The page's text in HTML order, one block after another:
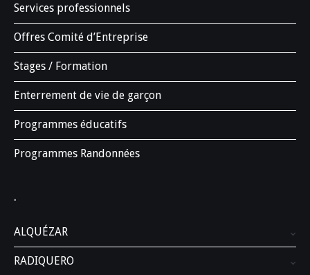
Services professionnels
Offres Comité d’Entreprise
Stages / Formation
Enterrement de vie de garçon
Programmes éducatifs
Programmes Randonnées
.
ALQUÉZAR
RADIQUERO